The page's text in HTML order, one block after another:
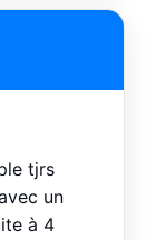
tjrs
un
à 4